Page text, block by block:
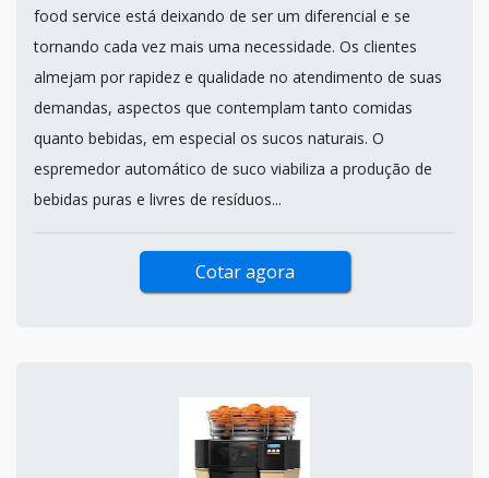
food service está deixando de ser um diferencial e se
tornando cada vez mais uma necessidade. Os clientes
almejam por rapidez e qualidade no atendimento de suas
demandas, aspectos que contemplam tanto comidas
quanto bebidas, em especial os sucos naturais. O
espremedor automático de suco viabiliza a produção de
bebidas puras e livres de resíduos...
Cotar agora